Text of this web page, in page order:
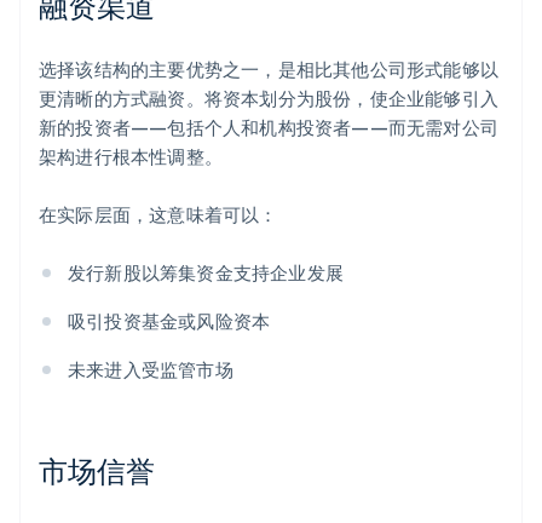
选择该结构的主要优势之一，是相比其他公司形式能够以
更清晰的方式融资。将资本划分为股份，使企业能够引入
新的投资者——包括个人和机构投资者——而无需对公司
架构进行根本性调整。
在实际层面，这意味着可以：
发行新股以筹集资金支持企业发展
吸引投资基金或风险资本
未来进入受监管市场
市场信誉